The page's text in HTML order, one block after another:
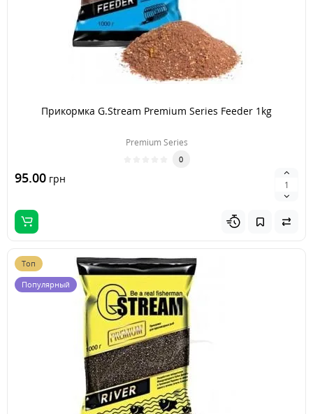
Прикормка G.Stream Premium Series Feeder 1kg
Premium Series
0
95.00 грн
Топ
Популярный